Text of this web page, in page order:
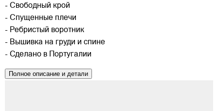
- Свободный крой
- Спущенные плечи
- Ребристый воротник
- Вышивка на груди и спине
- Сделано в Португалии
Полное описание и детали